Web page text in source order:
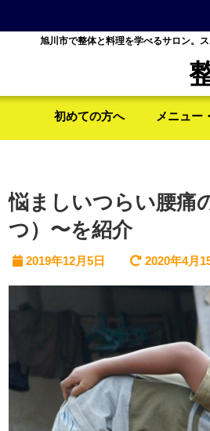
旭川市で整体と料理を学べるサロン。
初めての方へ メニュー
悩ましいつらい腰痛
つ）〜を紹介
2019年12月5日 2020年4月